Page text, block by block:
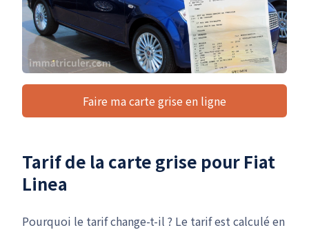
Faire ma carte grise en ligne
Tarif de la carte grise pour Fiat
Linea
Pourquoi le tarif change-t-il ? Le tarif est calculé en